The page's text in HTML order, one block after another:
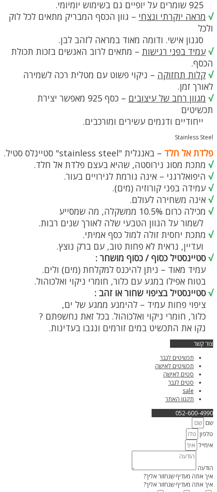
√ מראה יוקרתי ונצחי – גוון הכסף המבריק מתאים לכל לוק
ולכל
סגנון אישי. ודומה מאוד במראה לזהב לבן.
√ עמיד בפני רגישות – מתאים לרוב האנשים בזכות תכולת
הכסף.
√ קלות תחזוקה – ניקוי פשוט עם מטלית רכה לשמירה
לאורך זמן.
√ מגוון רחב של עיצובים
– כסף 925 מאפשר יצירת
תכשיטים
ייחודיים ודגמים עשירים ומורכבים.
Stainless Steel
פלדת אל חלד – באנגלית "stainless steel" סטיינלס סטיל.
√ מתכת מסוג נירוסטה, שהיא בעצם פלדת אל חלד.
√ היפואלרגני – אינה גורמת לגירויים בעור.
√ עמידה בפני קורוזיה (מים).
√ אינה משחירה לעולם.
√ מכילה כרום 10.5% ממשקלה, מה שמסייע
לשמור על הגוון הטבעי שלה לאורך שנים רבות.
√ מתכת יחסית זולה למול כסף אמיתי.
ועדיין, נראית לא פחות טוב, עם ברק נוצץ.
√ סטיינסטיל כסוף / כסוף מושחר :
עמיד מאוד – ניתן להיכנס למקלחת (מים) ולים.
בטוח אפילו במגע עם כלור, חומרי ניקוי ואלכוהול.
√ סטיינסטיל בציפוי שחור או זהב :
ציפוי פחות עמיד – להימנע ממגע של ים,
כלור, חומרי ניקוי ואלכוהול. בכל זאת נחשפתם ?
נקו את התכשיט במים זורמים ונגבו בעדינות.
צור קשר
תכשיטים לגבר
תכשיטים לאישה
סטים לאישה
סטים לגבר
sale
תקנון האתר
052-600-4990
שם
טלפון
אימייל
הודעה
איך אתה מעדיף שנחזור אליך?
איך אתה מעדיף שנחזור אליך?